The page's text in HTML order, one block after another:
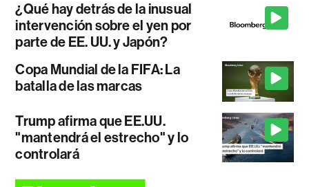
¿Qué hay detrás de la inusual
intervención sobre el yen por
parte de EE. UU. y Japón?
Copa Mundial de la FIFA: La
batalla de las marcas
Trump afirma que EE.UU.
"mantendrá el estrecho" y lo
controlará